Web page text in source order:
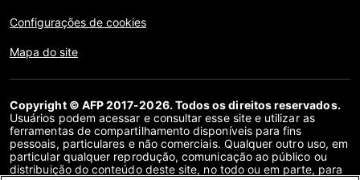
Configurações de cookies
Mapa do site
Copyright © AFP 2017-2026. Todos os direitos reservados.
Usuários podem acessar e consultar esse site e utilizar as
ferramentas de compartilhamento disponíveis para fins
pessoais, particulares e não comerciais. Qualquer outro uso, em
particular qualquer reprodução, comunicação ao público ou
distribuição do conteúdo deste site, no todo ou em parte, para